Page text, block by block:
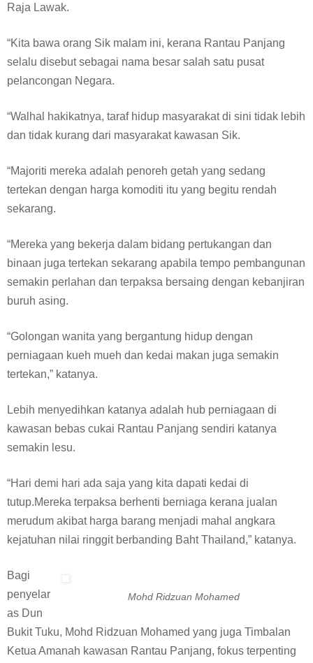
Raja Lawak.
“Kita bawa orang Sik malam ini, kerana Rantau Panjang
selalu disebut sebagai nama besar salah satu pusat
pelancongan Negara.
“Walhal hakikatnya, taraf hidup masyarakat di sini tidak lebih
dan tidak kurang dari masyarakat kawasan Sik.
“Majoriti mereka adalah penoreh getah yang sedang
tertekan dengan harga komoditi itu yang begitu rendah
sekarang.
“Mereka yang bekerja dalam bidang pertukangan dan
binaan juga tertekan sekarang apabila tempo pembangunan
semakin perlahan dan terpaksa bersaing dengan kebanjiran
buruh asing.
“Golongan wanita yang bergantung hidup dengan
perniagaan kueh mueh dan kedai makan juga semakin
tertekan,” katanya.
Lebih menyedihkan katanya adalah hub perniagaan di
kawasan bebas cukai Rantau Panjang sendiri katanya
semakin lesu.
“Hari demi hari ada saja yang kita dapati kedai di
tutup.Mereka terpaksa berhenti berniaga kerana jualan
merudum akibat harga barang menjadi mahal angkara
kejatuhan nilai ringgit berbanding Baht Thailand,” katanya.
Mohd Ridzuan Mohamed
Bagi
penyelar
as Dun
Bukit Tuku, Mohd Ridzuan Mohamed yang juga Timbalan
Ketua Amanah kawasan Rantau Panjang, fokus terpenting